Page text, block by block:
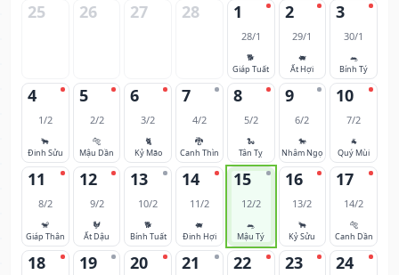
25 26 27 28 1
28/1
🐕
Giáp Tuất
2
29/1
🐖
Ất Hợi
3
30/1
🐀
Bính Tý
4
1/2
🐂
Đinh Sửu
5
2/2
🐅
Mậu Dần
6
3/2
🐈
Kỷ Mão
7
4/2
🐉
Canh Thìn
8
5/2
🐍
Tân Tỵ
9
6/2
🐎
Nhâm Ngọ
10
7/2
🐐
Quý Mùi
11
8/2
🐒
Giáp Thân
12
9/2
🐓
Ất Dậu
13
10/2
🐕
Bính Tuất
14
11/2
🐖
Đinh Hợi
15
12/2
🐀
Mậu Tý
16
13/2
🐂
Kỷ Sửu
17
14/2
🐅
Canh Dần
18 19 20 21 22 23 24